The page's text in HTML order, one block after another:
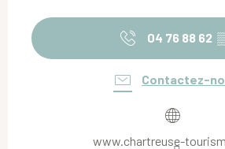
04 76 88 62
Contactez-
www.chartreuse-